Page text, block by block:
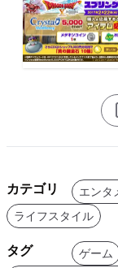
カテゴリ エンタ
ライフスタイル
タグ ゲーム